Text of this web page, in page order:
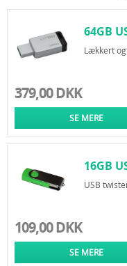
64GB
Lækkert
379,00 DKK
SE MERE
16GB
USB
109,00 DKK
SE MERE